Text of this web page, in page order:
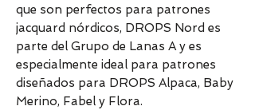
que son perfectos para patrones
jacquard nórdicos, DROPS Nord es
parte del Grupo de Lanas A y es
especialmente ideal para patrones
diseñados para DROPS Alpaca, Baby
Merino, Fabel y Flora.